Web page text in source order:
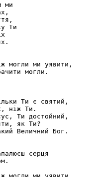
ми
Ти
могли ми уявити,
могли.
Ти є святий,
ніж Ти.
Ти достойний,
як Ти?
Величний Бог.
серця